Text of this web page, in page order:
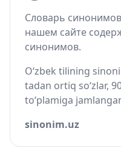
Словарь
нашем сайте
синонимов.
O‘zbek tilining
tadan ortiq so‘zlar,
to‘plamiga
sinonim.uz